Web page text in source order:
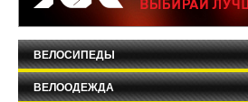
ВЕЛОСИПЕДЫ
ВЕЛООДЕЖДА